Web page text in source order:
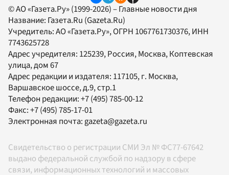
© АО «Газета.Ру» (1999-2026) – Главные новости дня
Название: Газета.Ru (Gazeta.Ru)
Учредитель:АО «Газета.Ру», ОГРН 1067761730376, ИНН
7743625728
Адрес учредителя: 125239, Россия, Москва, Коптевская
улица, дом 67
Адрес редакции и издателя: 117105, г. Москва,
Варшавское шоссе, д.9, стр.1
Телефон редакции:+7 (495) 785-00-12
Факс:+7 (495) 785-17-01
Электронная почта: gazeta@gazeta.ru
Свидетельство о регистрации СМИ Эл № ФС77-67642
выдано федеральной службой по надзору в сфере
связи, информационных технологий и массовых